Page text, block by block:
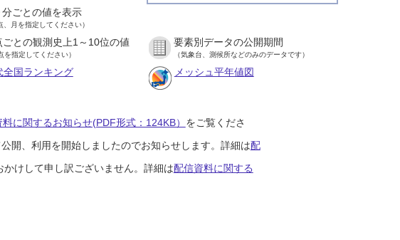
分ごとの値を表示
、月を指定してください）
ごとの観測史上1～10位の値
を指定してください）
要素別データの公開期間
（気象台、測候所などのみのデータです）
全国ランキング メッシュ平年値図
に関するお知らせ(PDF形式：124KB） をご覧くださ
開、利用を開始しましたのでお知らせします。詳細は配
けして申し訳ございません。詳細は配信資料に関する